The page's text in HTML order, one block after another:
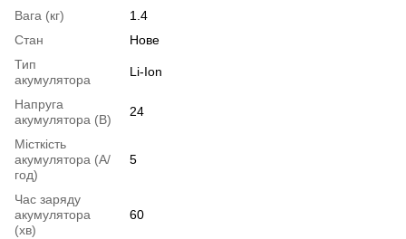
Вага (кг)
1.4
Стан
Нове
Тип
акумулятора
Li-Ion
Напруга
акумулятора (В)
24
Місткість
акумулятора (А/
год)
5
Час заряду
акумулятора
(хв)
60